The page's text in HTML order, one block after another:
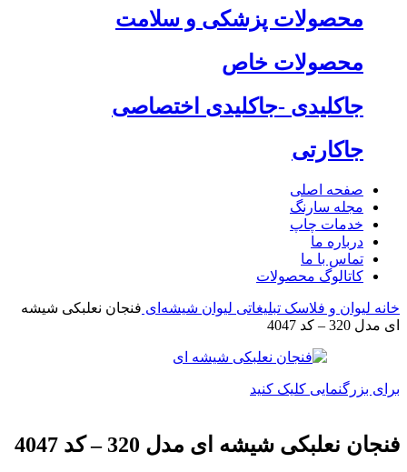
محصولات پزشکی و سلامت
محصولات خاص
جاکلیدی -جاکلیدی اختصاصی
جاکارتی
صفحه اصلی
مجله سارنگ
خدمات چاپ
درباره ما
تماس با ما
کاتالوگ محصولات
خانه لیوان و فلاسک تبلیغاتی لیوان شیشه‌ای فنجان نعلبکی شیشه
ای مدل 320 – کد 4047
برای بزرگنمایی کلیک کنید
فنجان نعلبکی شیشه ای مدل 320 – کد 4047